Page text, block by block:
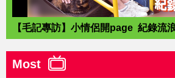
【毛記專訪】小情侶開page 紀錄流
Most